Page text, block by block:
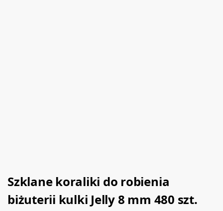
Szklane koraliki do robienia
biżuterii kulki Jelly 8 mm 480 szt.